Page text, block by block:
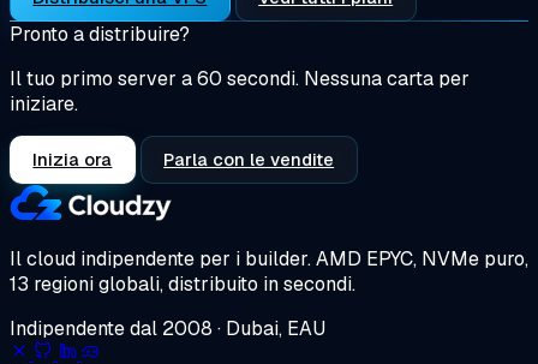
Pronto a distribuire?
Il tuo primo server a 60 secondi. Nessuna carta per
iniziare.
Inizia ora Parla con le vendite
Il cloud indipendente per i builder.AMD EPYC, NVMe puro,
13 regioni globali, distribuito in secondi.
Indipendente dal 2008 · Dubai, EAU